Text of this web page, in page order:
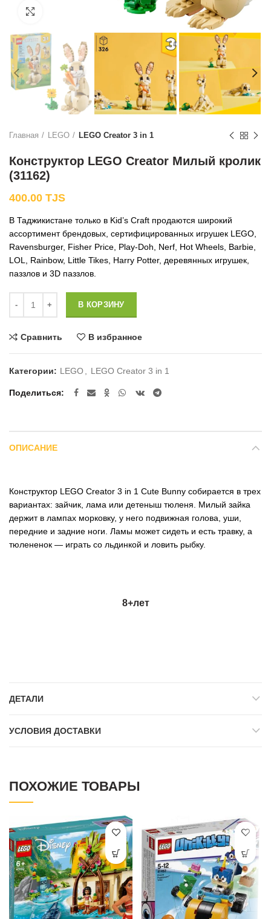
Нажмите, чтобы увеличить
Главная LEGO LEGO Creator 3 in 1
Конструктор LEGO Creator Милый кролик
(31162)
400.00 TJS
В Таджикистане только в Kid’s Craft продаются широкий
ассортимент брендовых, сертифицированных игрушек LEGO,
Ravensburger, Fisher Price, Play-Doh, Nerf, Hot Wheels, Barbie,
LOL, Rainbow, Little Tikes, Harry Potter, деревянных игрушек,
паззлов и 3D паззлов.
В КОРЗИНУ
Сравнить В избранное
Категории: LEGO LEGO Creator 3 in 1
Поделиться
ОПИСАНИЕ
Конструктор LEGO Creator 3 in 1 Cute Bunny собирается в трех
вариантах: зайчик, лама или детеныш тюленя. Милый зайка
держит в лампах морковку, у него подвижная голова, уши,
передние и задние ноги. Ламы может сидеть и есть травку, а
тюлененок — играть со льдинкой и ловить рыбку.
8+лет
ДЕТАЛИ
УСЛОВИЯ ДОСТАВКИ
ПОХОЖИЕ ТОВАРЫ